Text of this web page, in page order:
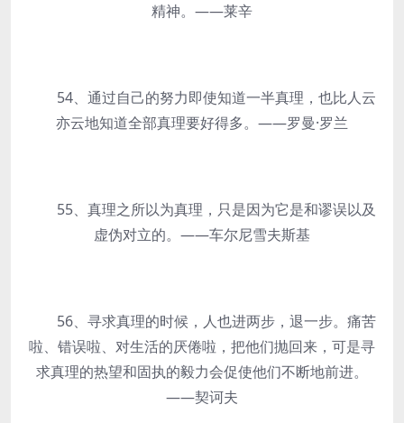
精神。——莱辛
54、通过自己的努力即使知道一半真理，也比人云
亦云地知道全部真理要好得多。——罗曼·罗兰
55、真理之所以为真理，只是因为它是和谬误以及
虚伪对立的。——车尔尼雪夫斯基
56、寻求真理的时候，人也进两步，退一步。痛苦
啦、错误啦、对生活的厌倦啦，把他们抛回来，可是寻
求真理的热望和固执的毅力会促使他们不断地前进。
——契诃夫